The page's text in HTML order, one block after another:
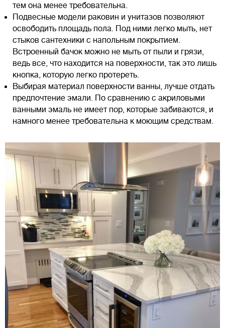
тем она менее требовательна.
Подвесные модели раковин и унитазов позволяют
освободить площадь пола. Под ними легко мыть, нет
стыков сантехники с напольным покрытием.
Встроенный бачок можно не мыть от пыли и грязи,
ведь все, что находится на поверхности, так это лишь
кнопка, которую легко протереть.
Выбирая материал поверхности ванны, лучше отдать
предпочтение эмали. По сравнению с акриловыми
ванными эмаль не имеет пор, которые забиваются, и
намного менее требовательна к моющим средствам.